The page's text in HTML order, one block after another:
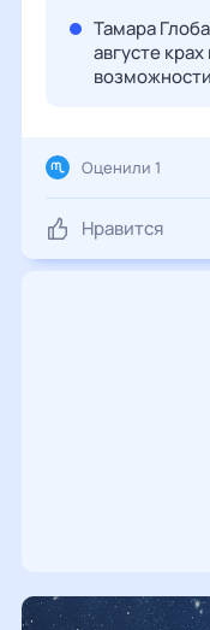
Тамара
августе
возможности
Нравится
Оценили 1